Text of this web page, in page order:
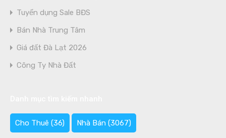
Tuyển dụng Sale BĐS
Bán Nhà Trung Tâm
Giá đất Đà Lạt 2026
Công Ty Nhà Đất
Cho Thuê (36) Nhà Bán (3067)